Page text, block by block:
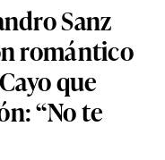
Sanz
romántico
que
“No te